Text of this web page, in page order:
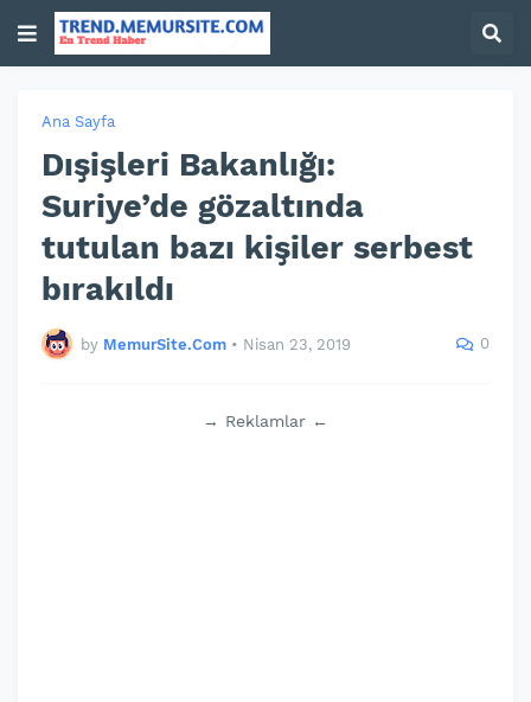
Ana Sayfa
Dışişleri Bakanlığı:
Suriye’de gözaltında
tutulan bazı kişiler serbest
bırakıldı
by MemurSite.Com • Nisan 23, 2019 0
→ Reklamlar ←